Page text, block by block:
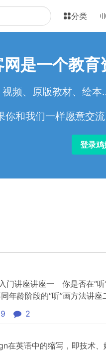
分类
是一个教
视频、原版教材、绘
你和我们一样愿意交
登录鸡
门讲座讲座一 你是否在“
年龄阶段的“听”画方法讲
？教了画形象会有什么后景
厌孩子弄得很脏？绘画就
2
英语中的缩写，即技术、